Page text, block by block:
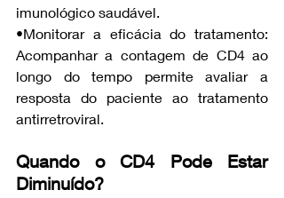
imunológico saudável.
•Monitorar a eficácia do tratamento:
Acompanhar a contagem de CD4 ao
longo do tempo permite avaliar a
resposta do paciente ao tratamento
antirretroviral.
Quando o CD4 Pode Estar
Diminuído?